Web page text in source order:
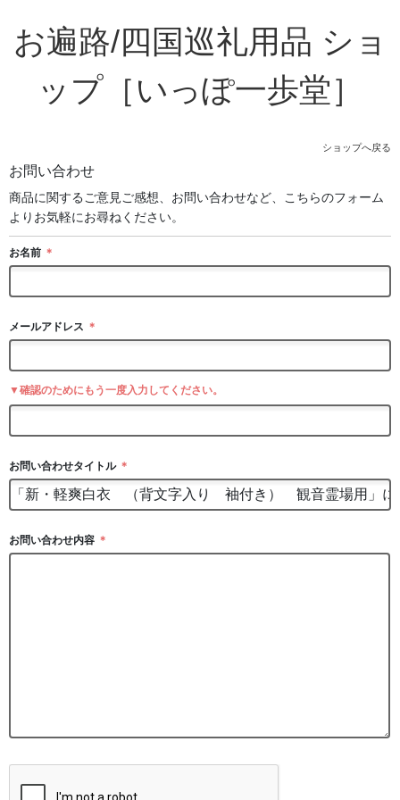
お遍路/四国巡礼用品 ショ
ップ［いっぽ一歩堂］
ショップへ戻る
お問い合わせ
商品に関するご意見ご感想、お問い合わせなど、こちらのフォーム
よりお気軽にお尋ねください。
お名前 ＊
メールアドレス ＊
▼確認のためにもう一度入力してください。
お問い合わせタイトル ＊
お問い合わせ内容 ＊